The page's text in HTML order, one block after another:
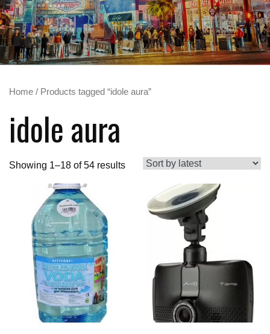
Home / Products tagged “idole aura”
idole aura
Showing 1–18 of 54 results